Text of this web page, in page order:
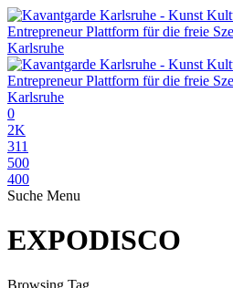
0
2K
311
500
400
Suche Menu
EXPODISCO
Browsing Tag